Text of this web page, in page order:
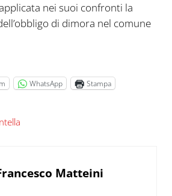
nei suoi confronti la
di dimora nel comune
WhatsApp Stampa
Matteini